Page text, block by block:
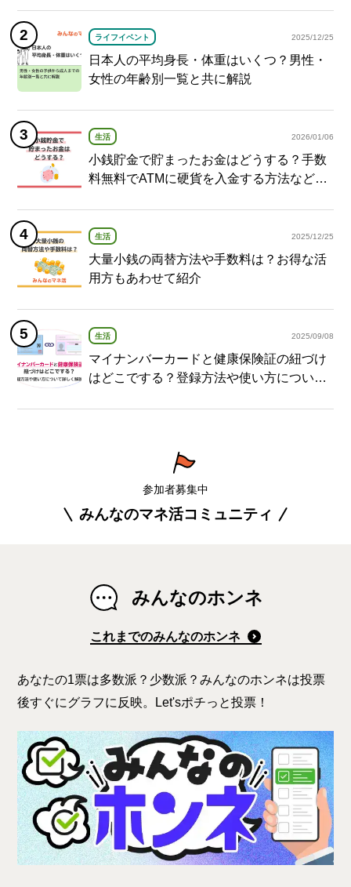
ライフイベント 2025/12/25
日本人の平均身長・体重はいくつ？男性・
女性の年齢別一覧と共に解説
生活 2026/01/06
小銭貯金で貯まったお金はどうする？手数
料無料でATMに硬貨を入金する方法など紹
生活 2025/12/25
大量小銭の両替方法や手数料は？お得な活
用方もあわせて紹介
生活 2025/09/08
マイナンバーカードと健康保険証の紐づけ
はどこでする？登録方法や使い方について
参加者募集中
みんなのマネ活コミュニティ
みんなのホンネ
これまでのみんなのホンネ
あなたの1票は多数派？少数派？みんなのホンネは投票
後すぐにグラフに反映。Let'sポチっと投票！